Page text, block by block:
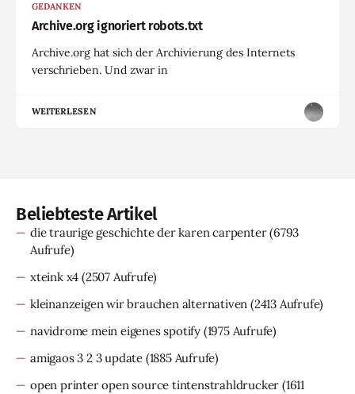
GEDANKEN
Archive.org ignoriert robots.txt
Archive.org hat sich der Archivierung des Internets
verschrieben. Und zwar in
WEITERLESEN
Beliebteste Artikel
die traurige geschichte der karen carpenter(6793
Aufrufe)
xteink x4 (2507 Aufrufe)
kleinanzeigen wir brauchen alternativen (2413 Aufrufe)
navidrome mein eigenes spotify (1975 Aufrufe)
amigaos 3 2 3 update (1885 Aufrufe)
open printer open source tintenstrahldrucker (1611